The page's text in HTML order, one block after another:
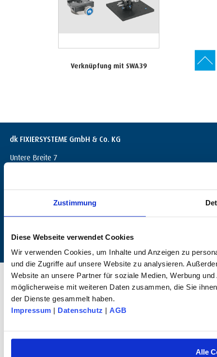
Zustimmung
Diese Webseite verwendet Cookies
Wir verwenden Cookies, um Inhalte und Anzeigen zu
und die Zugriffe auf unsere Website zu analysieren.
Website an unsere Partner für soziale Medien, Werbung
möglicherweise mit weiteren Daten zusammen, die Sie
der Dienste gesammelt haben.
Impressum | Datenschutz | AGB
Alle
Verknüpfung mit SWA39
dk FIXIERSYSTEME GmbH & Co. KG
Untere Breite 7
+49 (0) 7072 / 60042-0
info@dk-fixiersysteme.de
© 2026 dk FIXIERSYSTEME GmbH & Co. KG – Alle Rechte vorbehalten.